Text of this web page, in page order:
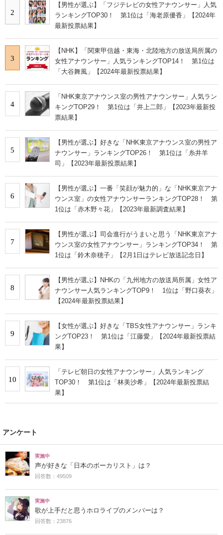
2
【男性が選ぶ】「フジテレビの女性アナウンサー」人気
ランキングTOP30！ 第1位は「海老原優香」【2024年
最新投票結果】
3
【NHK】「関東甲信越・東海・北陸地方の放送局所属の
女性アナウンサー」人気ランキングTOP14！ 第1位は
「大谷舞風」【2024年最新投票結果】
4
「NHK東京アナウンス室の男性アナウンサー」人気ラン
キングTOP29！ 第1位は「井上二郎」【2023年最新投
票結果】
5
【男性が選ぶ】好きな「NHK東京アナウンス室の男性ア
ナウンサー」ランキングTOP26！ 第1位は「糸井羊
司」【2023年最新投票結果】
6
【男性が選ぶ】一番「笑顔が魅力的」な「NHK東京アナ
ウンス室」の女性アナウンサーランキングTOP28！ 第
1位は「赤木野々花」【2023年最新調査結果】
7
【男性が選ぶ】司会進行がうまいと思う「NHK東京アナ
ウンス室の女性アナウンサー」ランキングTOP34！ 第
1位は「鈴木奈穂子」【2月1日はテレビ放送記念日】
8
【男性が選ぶ】NHKの「九州地方の放送局所属」女性ア
ナウンサー人気ランキングTOP9！ 1位は「野口葵衣」
【2024年最新投票結果】
9
【女性が選ぶ】好きな「TBS女性アナウンサー」ランキ
ングTOP23！ 第1位は「江藤愛」【2024年最新投票結
果】
10
「テレビ朝日の女性アナウンサー」人気ランキング
TOP30！ 第1位は「林美沙希」【2024年最新投票結
果】
アンケート
実施中
声が好きな「日本のボーカリスト」は？
回答数：49509
実施中
歌が上手だと思うホロライブのメンバーは？
回答数：23876